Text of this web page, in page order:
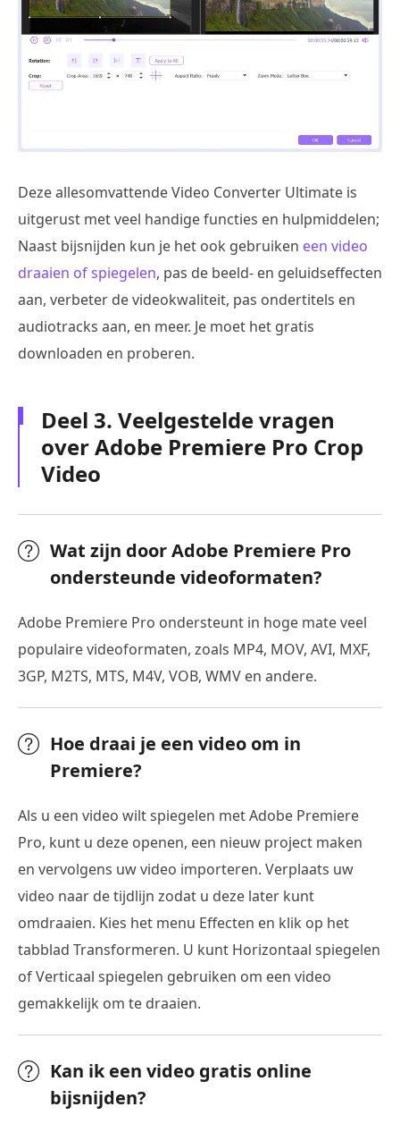
Deze allesomvattende Video Converter Ultimate is
uitgerust met veel handige functies en hulpmiddelen;
Naast bijsnijden kun je het ook gebruiken een video
draaien of spiegelen, pas de beeld- en geluidseffecten
aan, verbeter de videokwaliteit, pas ondertitels en
audiotracks aan, en meer. Je moet het gratis
downloaden en proberen.
Deel 3. Veelgestelde vragen
over Adobe Premiere Pro Crop
Video
Wat zijn door Adobe Premiere Pro
ondersteunde videoformaten?
Adobe Premiere Pro ondersteunt in hoge mate veel
populaire videoformaten, zoals MP4, MOV, AVI, MXF,
3GP, M2TS, MTS, M4V, VOB, WMV en andere.
Hoe draai je een video om in
Premiere?
Als u een video wilt spiegelen met Adobe Premiere
Pro, kunt u deze openen, een nieuw project maken
en vervolgens uw video importeren. Verplaats uw
video naar de tijdlijn zodat u deze later kunt
omdraaien. Kies het menu Effecten en klik op het
tabblad Transformeren. U kunt Horizontaal spiegelen
of Verticaal spiegelen gebruiken om een video
gemakkelijk om te draaien.
Kan ik een video gratis online
bijsnijden?